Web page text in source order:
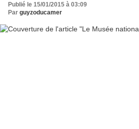
Publié le 15/01/2015 à 03:09
Par guyzoducamer